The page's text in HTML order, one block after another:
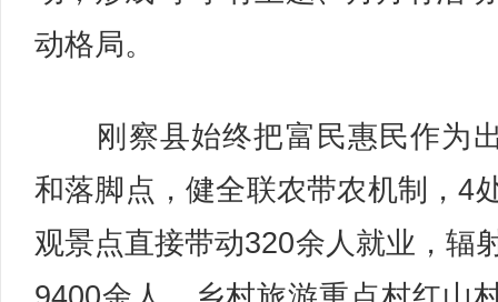
动格局。
刚察县始终把富民惠民作为
和落脚点，健全联农带农机制，4
观景点直接带动320余人就业，辐